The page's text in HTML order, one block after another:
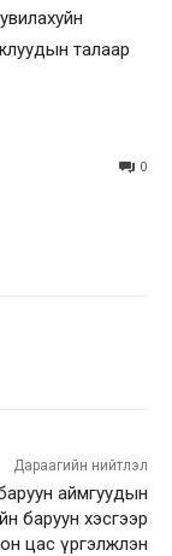
талаар
0
Дараагийн нийтлэл
баруун аймгуудын
баруун хэсгээр
цас үргэлжлэн